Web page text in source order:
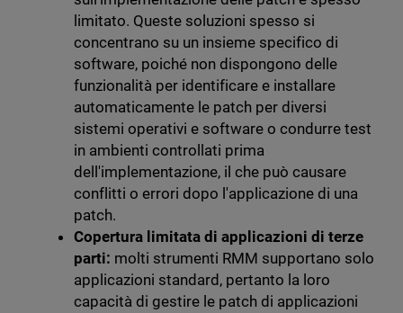
limitato. Queste soluzioni spesso si
concentrano su un insieme specifico di
software, poiché non dispongono delle
funzionalità per identificare e installare
automaticamente le patch per diversi
sistemi operativi e software o condurre test
in ambienti controllati prima
dell'implementazione, il che può causare
conflitti o errori dopo l'applicazione di una
patch.
Copertura limitata di applicazioni di terze
parti: molti strumenti RMM supportano solo
applicazioni standard, pertanto la loro
capacità di gestire le patch di applicazioni